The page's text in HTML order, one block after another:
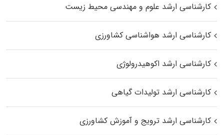
کارشناسی ارشد علوم و مهندسی محیط زیست
کارشناسی ارشد هواشناسی کشاورزی
کارشناسی ارشد اکوهیدرولوژی
کارشناسی ارشد تولیدات گیاهی
کارشناسی ارشد ترویج و آموزش کشاورزی